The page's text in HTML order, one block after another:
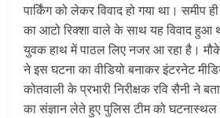
पार्किंग को लेकर विवाद हो गया था। समीप
का आटो रिक्शा वाले के साथ यह विवाद हुआ
युवक हाथ में पाठल लिए नजर आ रहा है।
ने इस घटना का वीडियो बनाकर इंटरनेट
कोतवाली के प्रभारी निरीक्षक रवि सैनी ने
का संज्ञान लेते हुए पुलिस टीम को